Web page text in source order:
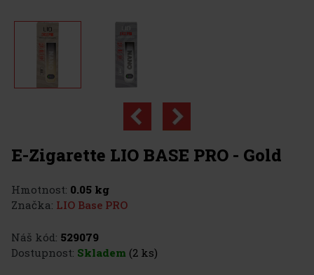
E-Zigarette LIO BASE PRO - Gold
Hmotnost: 0.05 kg
Značka: LIO Base PRO
Náš kód: 529079
Dostupnost: Skladem (2 ks)